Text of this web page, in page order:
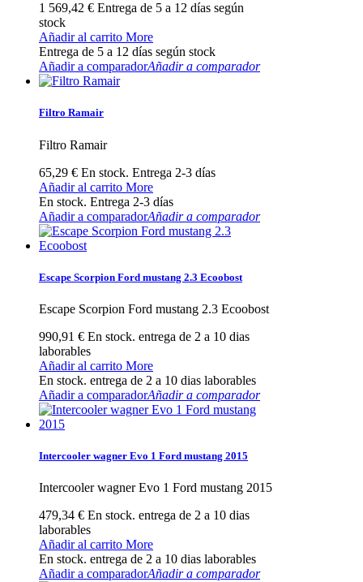
1 569,42 € Entrega de 5 a 12 días según
stock
Añadir al carrito More
Entrega de 5 a 12 días según stock
Añadir a comparadorAñadir a comparador
Filtro Ramair
Filtro Ramair
65,29 € En stock. Entrega 2-3 días
Añadir al carrito More
En stock. Entrega 2-3 días
Añadir a comparadorAñadir a comparador
Escape Scorpion Ford mustang 2.3 Ecoobost
Escape Scorpion Ford mustang 2.3 Ecoobost
990,91 € En stock. entrega de 2 a 10 dias
laborables
Añadir al carrito More
En stock. entrega de 2 a 10 dias laborables
Añadir a comparadorAñadir a comparador
Intercooler wagner Evo 1 Ford mustang 2015
Intercooler wagner Evo 1 Ford mustang 2015
479,34 € En stock. entrega de 2 a 10 dias
laborables
Añadir al carrito More
En stock. entrega de 2 a 10 dias laborables
Añadir a comparadorAñadir a comparador